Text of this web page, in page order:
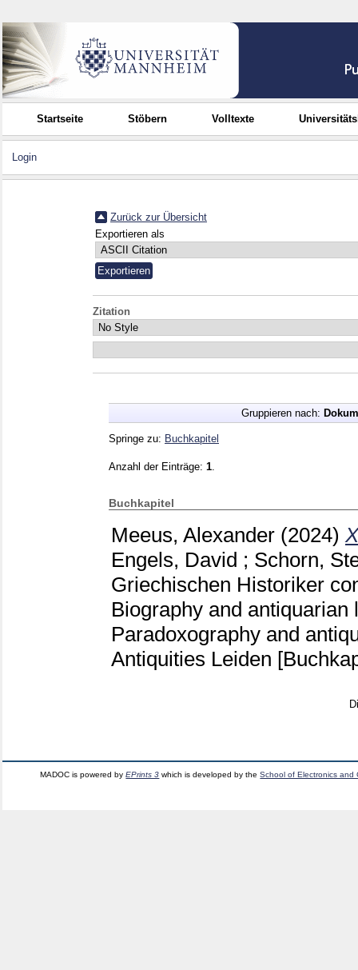
Startseite Stöbern Volltexte
Login
Zurück zur Übersicht
Exportieren als
Zitation
Gruppieren nach:
Springe zu: Buchkapitel
Anzahl der Einträge: 1
Buchkapitel
Meeus, Alexander (2024)
Engels, David ; Schorn,
Griechischen Historiker
Biography and
Paradoxography and
Antiquities Leiden
MADOC is powered byEPrints 3 which is developed by theSchool of Electronics and